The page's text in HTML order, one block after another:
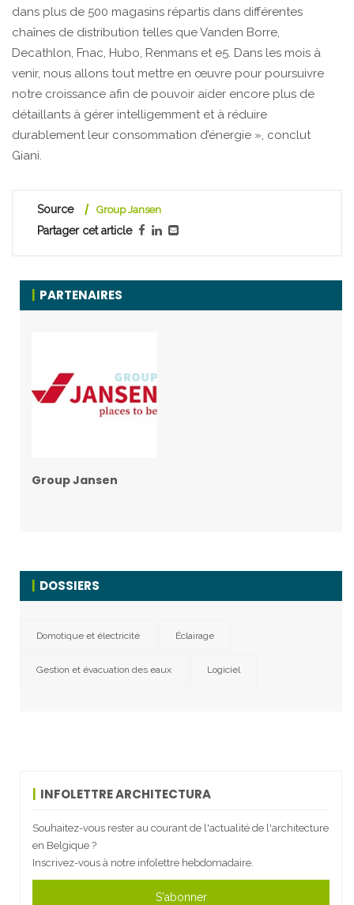
dans plus de 500 magasins répartis dans différentes
chaînes de distribution telles que Vanden Borre,
Decathlon, Fnac, Hubo, Renmans et e5. Dans les mois à
venir, nous allons tout mettre en œuvre pour poursuivre
notre croissance afin de pouvoir aider encore plus de
détaillants à gérer intelligemment et à réduire
durablement leur consommation d’énergie », conclut
Giani.
Source Group Jansen
Partager cet article
PARTENAIRES
Group Jansen
DOSSIERS
Domotique et électricité Éclairage
Gestion et évacuation des eaux Logiciel
INFOLETTRE ARCHITECTURA
Souhaitez-vous rester au courant de l'actualité de l'architecture
en Belgique ?
Inscrivez-vous à notre infolettre hebdomadaire.
S'abonner